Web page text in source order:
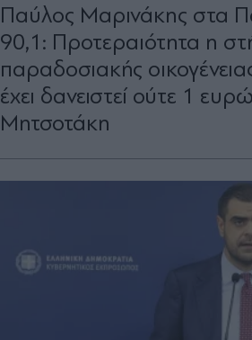
Παύλος Μαρινάκης στα
90,1: Προτεραιότητα η
παραδοσιακής
έχει δανειστεί ούτε 1
Μητσοτάκη